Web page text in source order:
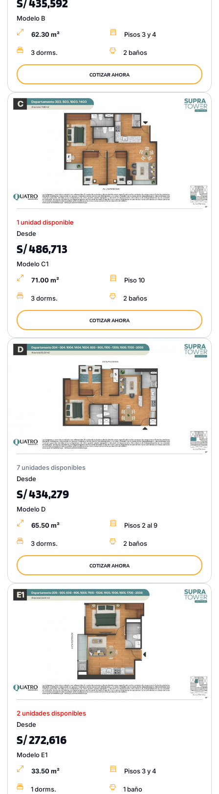
Modelo B
62.30 m² Pisos 3 y 4
3 dorms. 2 baños
COTIZAR AHORA
1 unidad disponible
Desde
S/ 486,713
Modelo C1
71.00 m² Piso 10
3 dorms. 2 baños
COTIZAR AHORA
7 unidades disponibles
Desde
S/ 434,279
Modelo D
65.50 m² Pisos 2 al 9
3 dorms. 2 baños
COTIZAR AHORA
2 unidades disponibles
Desde
S/ 272,616
Modelo E1
33.50 m² Pisos 3 y 4
1 dorms. 1 baño